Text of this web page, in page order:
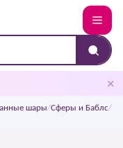
✕
шары/Сферы и Баблс/